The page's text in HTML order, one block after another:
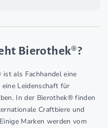
Bierothek®?
als Fachhandel eine
Leidenschaft für
In der Bierothek® finden
Craftbiere und
Marken werden vom